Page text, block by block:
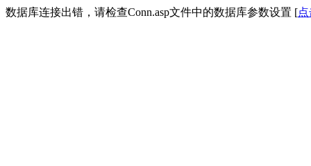
数据库连接出错，请检查Conn.asp文件中的数据库参数设置 [